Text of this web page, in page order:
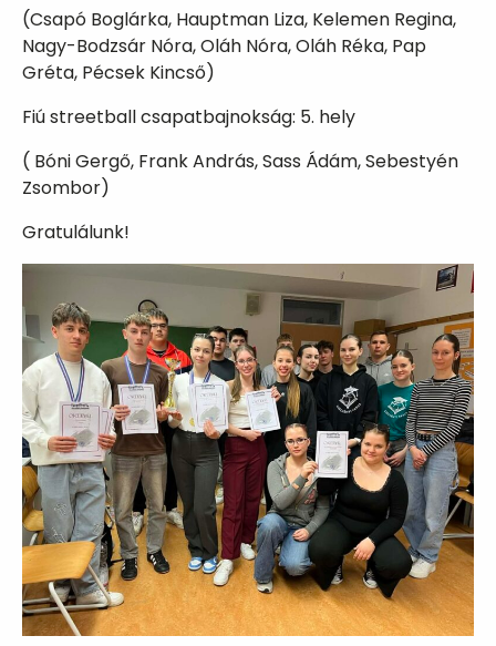
(Csapó Boglárka, Hauptman Liza, Kelemen Regina,
Nagy-Bodzsár Nóra, Oláh Nóra, Oláh Réka, Pap
Gréta, Pécsek Kincső)
Fiú streetball csapatbajnokság: 5. hely
( Bóni Gergő, Frank András, Sass Ádám, Sebestyén
Zsombor)
Gratulálunk!